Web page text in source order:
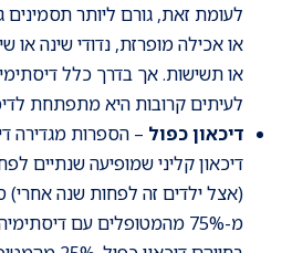
לעומת זאת, גורם ליותר תסמינים
או אכילה מופרזת, נדודי שינה או
או תשישות. אך בדרך כלל
לעיתים קרובות היא מתפתחת
דיכאון כפול – הספרות מגדירה
דיכאון קליני שמופיעה שנתיים
(אצל ילדים זה לפחות שנה אחרי)
מ-75% מהמטופלים עם